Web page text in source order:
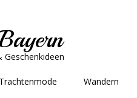
Geschenkideen
Trachtenmode Wandern